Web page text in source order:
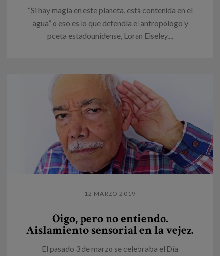
“Si hay magia en este planeta, está contenida en el
agua” o eso es lo que defendía el antropólogo y
poeta estadounidense, Loran Eiseley....
12 MARZO 2019
Oigo, pero no entiendo.
Aislamiento sensorial en la vejez.
El pasado 3 de marzo se celebraba el Día